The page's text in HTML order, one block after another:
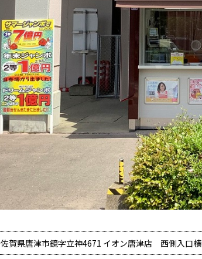
佐賀県唐津市鏡字立神4671 イオン唐津店 西側入口横